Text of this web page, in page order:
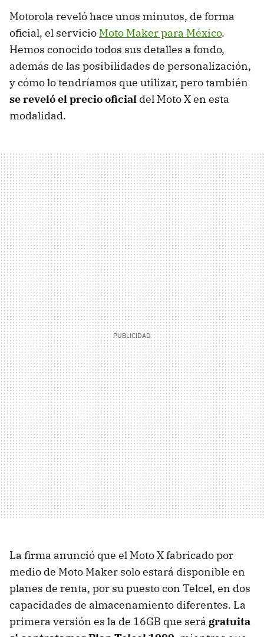
Motorola reveló hace unos minutos, de forma
oficial, el servicio Moto Maker para México.
Hemos conocido todos sus detalles a fondo,
además de las posibilidades de personalización,
y cómo lo tendríamos que utilizar, pero también
se reveló el precio oficial del Moto X en esta
modalidad.
La firma anunció que el Moto X fabricado por
medio de Moto Maker solo estará disponible en
planes de renta, por su puesto con Telcel, en dos
capacidades de almacenamiento diferentes. La
primera versión es la de 16GB que será gratuita